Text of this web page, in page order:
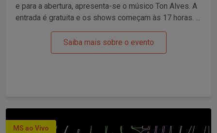
e para a abertura, apresenta-se o músico Ton Alves. A
entrada é gratuita e os shows começam às 17 horas. ...
Saiba mais sobre o evento
MS ao Vivo